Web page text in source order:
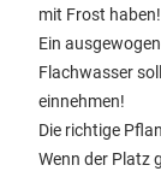
mit Frost haben!
Ein
Flachwasser
einnehmen!
Die richtige
Wenn der Platz